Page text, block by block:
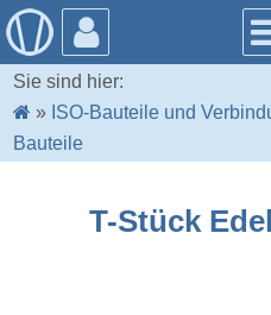
Sie sind hier:
» ISO-Bauteile und
Bauteile
T-Stück